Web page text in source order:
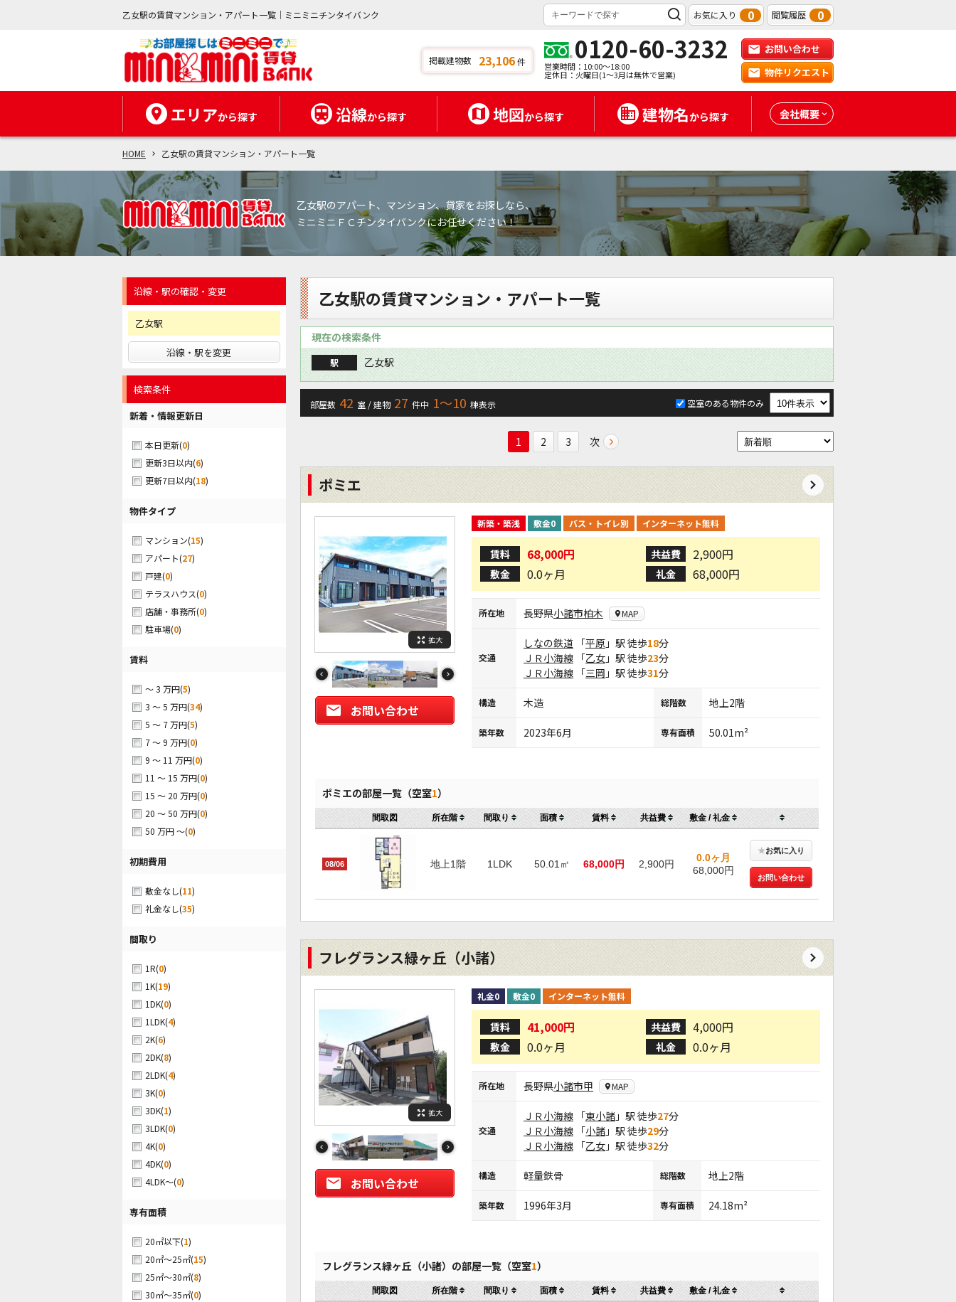
乙女駅の賃貸マンション・アパート一覧｜ミニミニチンタイバンク お気に入り 0 閲覧履歴 0
掲載建物数 23,106件 0120-60-3232
営業時間：10:00～18:00
定休日：火曜日(1～3月は無休で営業)
お問い合わせ
物件リクエスト
エリアから探す 沿線から探す 地図から探す 建物名から探す 会社概要
HOME 乙女駅の賃貸マンション・アパート一覧
乙女駅のアパート、マンション、貸家をお探しなら、
ミニミニＦＣチンタイバンクにお任せください！
沿線・駅の確認・変更
乙女駅
沿線・駅を変更
検索条件
新着・情報更新日
本日更新(0)
更新3日以内(6)
更新7日以内(18)
物件タイプ
マンション(15)
アパート(27)
戸建(0)
テラスハウス(0)
店舗・事務所(0)
駐車場(0)
賃料
～ 3 万円(5)
3 ～ 5 万円(34)
5 ～ 7 万円(5)
7 ～ 9 万円(0)
9 ～ 11 万円(0)
11 ～ 15 万円(0)
15 ～ 20 万円(0)
20 ～ 50 万円(0)
50 万円 ～(0)
初期費用
敷金なし(11)
礼金なし(35)
間取り
1R(0)
1K(19)
1DK(0)
1LDK(4)
2K(6)
2DK(8)
2LDK(4)
3K(0)
3DK(1)
3LDK(0)
4K(0)
4DK(0)
4LDK～(0)
専有面積
20㎡以下(1)
20㎡～25㎡(15)
25㎡～30㎡(8)
30㎡～35㎡(0)
乙女駅の賃貸マンション・アパート一覧
現在の検索条件
駅 乙女駅
部屋数 42 室 / 建物 27 件中 1〜10 棟表示 空室のある物件のみ
1 2 3 次
ポミエ
拡大
お問い合わせ
新築・築浅 敷金0 バス・トイレ別 インターネット無料
賃料 68,000円 共益費 2,900円
敷金 0.0ヶ月 礼金 68,000円
所在地 長野県小諸市柏木 MAP
交通
しなの鉄道 「平原 」駅 徒歩18分
ＪＲ小海線 「乙女 」駅 徒歩23分
ＪＲ小海線 「三岡 」駅 徒歩31分
構造 木造 総階数 地上2階
築年数 2023年6月 専有面積 50.01m²
ポミエの部屋一覧（空室1）
間取図 所在階 間取り 面積 賃料 共益費 敷金 / 礼金
08/06 地上1階 1LDK 50.01㎡ 68,000円 2,900円
0.0ヶ月
68,000円
★お気に入り
お問い合わせ
フレグランス緑ヶ丘（小諸）
拡大
お問い合わせ
礼金0 敷金0 インターネット無料
賃料 41,000円 共益費 4,000円
敷金 0.0ヶ月 礼金 0.0ヶ月
所在地 長野県小諸市甲 MAP
交通
ＪＲ小海線 「東小諸 」駅 徒歩27分
ＪＲ小海線 「小諸 」駅 徒歩29分
ＪＲ小海線 「乙女 」駅 徒歩32分
構造 軽量鉄骨 総階数 地上2階
築年数 1996年3月 専有面積 24.18m²
フレグランス緑ヶ丘（小諸）の部屋一覧（空室1）
間取図 所在階 間取り 面積 賃料 共益費 敷金 / 礼金